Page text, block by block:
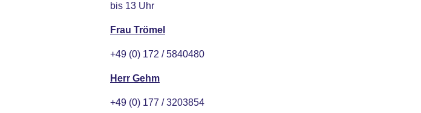
bis 13 Uhr
Frau Trömel
+49 (0) 172 / 5840480
Herr Gehm
+49 (0) 177 / 3203854